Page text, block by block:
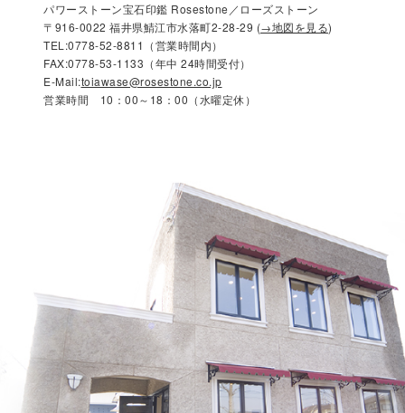
パワーストーン宝石印鑑 Rosestone／ローズストーン
〒916-0022 福井県鯖江市水落町2-28-29 (→地図を見る)
TEL:0778-52-8811（営業時間内）
FAX:0778-53-1133（年中 24時間受付）
E-Mail:toiawase@rosestone.co.jp
営業時間 10：00～18：00（水曜定休）